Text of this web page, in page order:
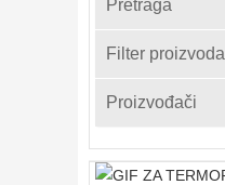
Pretraga
Filter proizvoda
Proizvođači